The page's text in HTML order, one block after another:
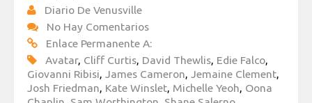
Diario De Venusville
No Hay Comentarios
Enlace Permanente A:
Avatar, Cliff Curtis, David Thewlis, Edie Falco,
Giovanni Ribisi, James Cameron, Jemaine Clement,
Josh Friedman, Kate Winslet, Michelle Yeoh, Oona